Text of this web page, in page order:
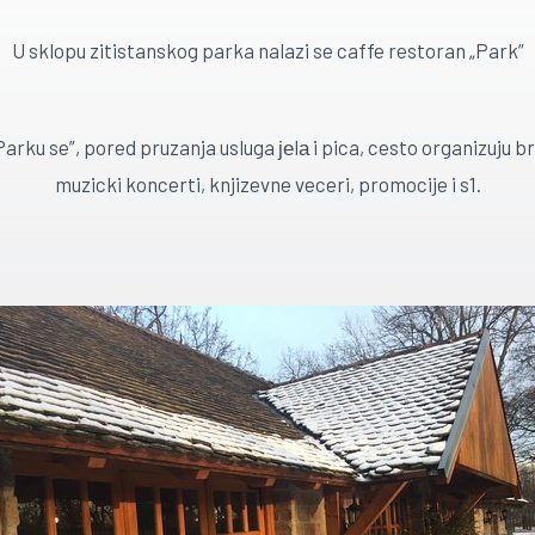
U sklopu zitistanskog parka nalazi se caffe restoran „Park”
se”, pored pruzanja usluga јеlа i pica, cesto organizuju
muzicki koncerti, knjizevne veceri, promocije i s1.